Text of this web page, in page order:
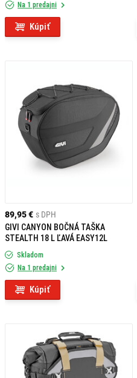
Na 1 predajni
Kúpiť
89,95 € s DPH
GIVI CANYON BOČNÁ TAŠKA
STEALTH 18 L ĽAVÁ EASY12L
Skladom
Na 1 predajni
Kúpiť